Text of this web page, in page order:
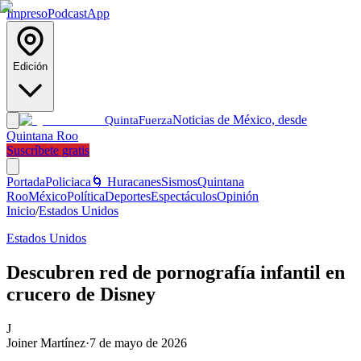
ImpresoPodcastApp
Edición
QuintaFuerzaNoticias de México, desde
Quintana Roo
Suscríbete gratis
PortadaPoliciaca 🌀 HuracanesSismosQuintana
RooMéxicoPolíticaDeportesEspectáculosOpinión
Inicio/Estados Unidos
Estados Unidos
Descubren red de pornografía infantil en
crucero de Disney
J
Joiner Martínez·7 de mayo de 2026